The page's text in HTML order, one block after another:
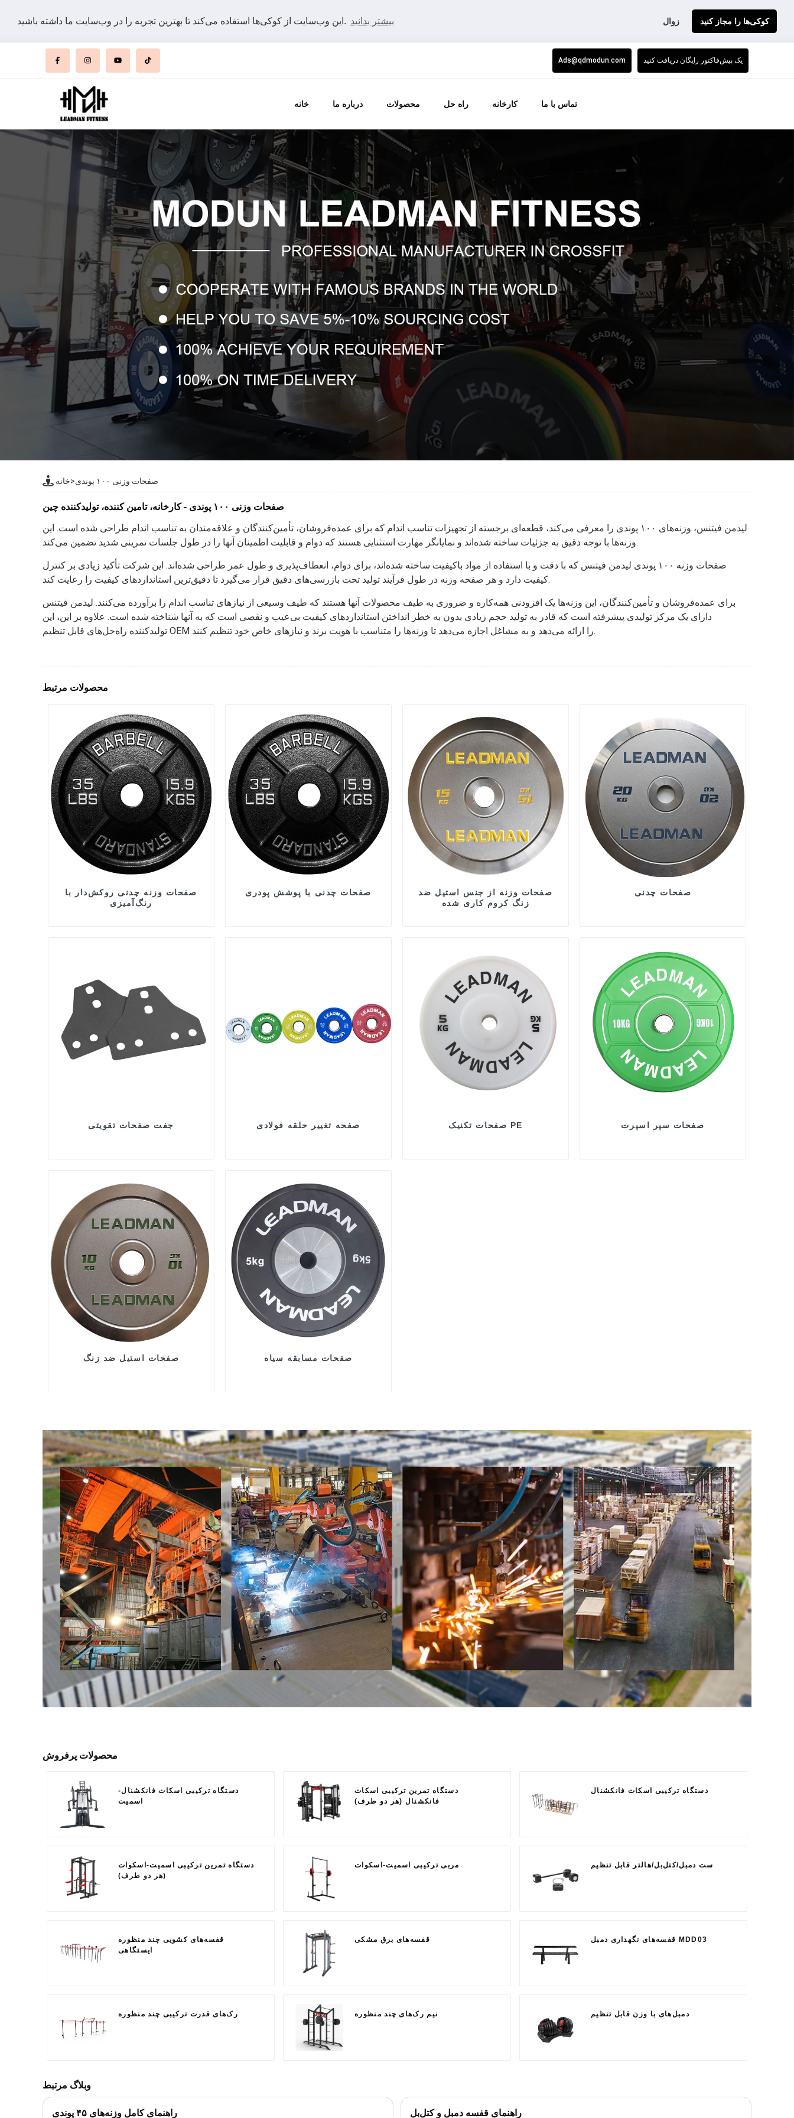
این وب‌سایت از کوکی‌ها استفاده می‌کند تا بهترین تجربه را در وب‌سایت ما داشته باشید. بیشتر بدانید زوال کوکی‌ها را مجاز کنید
Ads@qdmodun.com یک پیش‌فاکتور رایگان دریافت کنید
خانه درباره ما محصولات راه حل کارخانه تماس با ما
خانه> صفحات وزنی ۱۰۰ پوندی
صفحات وزنی ۱۰۰ پوندی - کارخانه، تامین کننده، تولیدکننده چین
لیدمن فیتنس، وزنه‌های ۱۰۰ پوندی را معرفی می‌کند، قطعه‌ای برجسته از تجهیزات تناسب اندام که برای عمده‌فروشان، تأمین‌کنندگان و علاقه‌مندان به تناسب اندام طراحی شده است. این
وزنه‌ها با توجه دقیق به جزئیات ساخته شده‌اند و نمایانگر مهارت استثنایی هستند که دوام و قابلیت اطمینان آنها را در طول جلسات تمرینی شدید تضمین می‌کند.
صفحات وزنه ۱۰۰ پوندی لیدمن فیتنس که با دقت و با استفاده از مواد باکیفیت ساخته شده‌اند، برای دوام، انعطاف‌پذیری و طول عمر طراحی شده‌اند. این شرکت تأکید زیادی بر کنترل
کیفیت دارد و هر صفحه وزنه در طول فرآیند تولید تحت بازرسی‌های دقیق قرار می‌گیرد تا دقیق‌ترین استانداردهای کیفیت را رعایت کند.
برای عمده‌فروشان و تأمین‌کنندگان، این وزنه‌ها یک افزودنی همه‌کاره و ضروری به طیف محصولات آنها هستند که طیف وسیعی از نیازهای تناسب اندام را برآورده می‌کنند. لیدمن فیتنس
دارای یک مرکز تولیدی پیشرفته است که قادر به تولید حجم زیادی بدون به خطر انداختن استانداردهای کیفیت بی‌عیب و نقصی است که به آنها شناخته شده است. علاوه بر این، این
تولیدکننده راه‌حل‌های قابل تنظیم OEM را ارائه می‌دهد و به مشاغل اجازه می‌دهد تا وزنه‌ها را متناسب با هویت برند و نیازهای خاص خود تنظیم کنند.
محصولات مرتبط
صفحات وزنه چدنی روکش‌دار با
رنگ‌آمیزی
صفحات چدنی با پوشش پودری
صفحات وزنه از جنس استیل ضد
زنگ کروم کاری شده
صفحات چدنی
جفت صفحات تقویتی صفحه تغییر حلقه فولادی صفحات تکنیک PE صفحات سپر اسپرت
صفحات استیل ضد زنگ صفحات مسابقه سیاه
محصولات پرفروش
دستگاه ترکیبی اسکات فانکشنال-
اسمیت
دستگاه تمرین ترکیبی اسکات
فانکشنال (هر دو طرف)
دستگاه ترکیبی اسکات فانکشنال
دستگاه تمرین ترکیبی اسمیت-اسکوات
(هر دو طرف)
مربی ترکیبی اسمیت-اسکوات ست دمبل/کتل‌بل/هالتر قابل تنظیم
قفسه‌های کشویی چند منظوره
ایستگاهی
قفسه‌های برق مشکی قفسه‌های نگهداری دمبل MDD03
رک‌های قدرت ترکیبی چند منظوره نیم رک‌های چند منظوره دمبل‌های با وزن قابل تنظیم
وبلاگ مرتبط
راهنمای کامل وزنه‌های ۴۵ پوندی راهنمای قفسه دمبل و کتل‌بل